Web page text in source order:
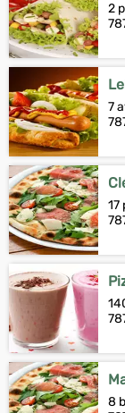
2
7
17
8